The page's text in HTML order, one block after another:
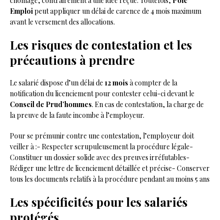
Emploipeut appliquer un délai de carence de 4 mois maximum
avant le versement des allocations.
Les risques de contestation et les
précautions à prendre
Le salarié dispose d’un délai de 12 mois à compter de la
notification du licenciement pour contester celui-ci devant le
Conseil de Prud’hommes. En cas de contestation, la charge de
la preuve de la faute incombe à l’employeur.
Pour se prémunir contre une contestation, l’employeur doit
veiller à :- Respecter scrupuleusement la procédure légale-
Constituer un dossier solide avec des preuves irréfutables-
Rédiger une lettre de licenciement détaillée et précise- Conserver
tous les documents relatifs à la procédure pendant au moins 5 ans
Les spécificités pour les salariés
protégés